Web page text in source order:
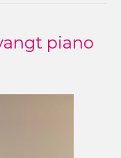
piano